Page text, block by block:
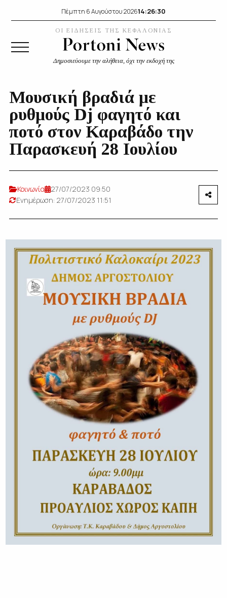
Πέμπτη 6 Αυγούστου 202614:26:30
ΟΙ ΕΙΔΗΣΕΙΣ ΤΗΣ ΚΕΦΑΛΟΝΙΑΣ
Δημοσιεύουμε την αλήθεια, όχι την εκδοχή της
Μουσική βραδιά με
ρυθμούς Dj φαγητό και
ποτό στον Καραβάδο την
Παρασκευή 28 Ιουλίου
Κοινωνία
27/07/2023 09:50
Ενημέρωση: 27/07/2023 11:51